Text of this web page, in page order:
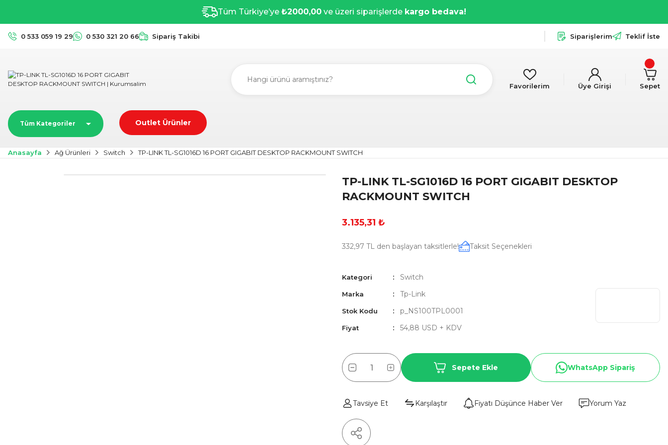
Tüm Türkiye’ye ₺2000,00 ve üzeri siparişlerde kargo bedava!
0 533 059 19 29 0 530 321 20 66 Sipariş Takibi Siparişlerim Teklif İste
Favorilerim Üye Girişi Sepet
Tüm Kategoriler Outlet Ürünler
Anasayfa Ağ Ürünleri Switch TP-LINK TL-SG1016D 16 PORT GIGABIT DESKTOP RACKMOUNT SWITCH
TP-LINK TL-SG1016D 16 PORT GIGABIT DESKTOP
RACKMOUNT SWITCH
3.135,31 ₺
332,97 TL den başlayan taksitlerle! Taksit Seçenekleri
Kategori Switch
Marka Tp-Link
Stok Kodu p_NS100TPL0001
Fiyat 54,88 USD + KDV
Sepete Ekle WhatsApp Sipariş
Tavsiye Et Karşılaştır Fiyatı Düşünce Haber Ver Yorum Yaz